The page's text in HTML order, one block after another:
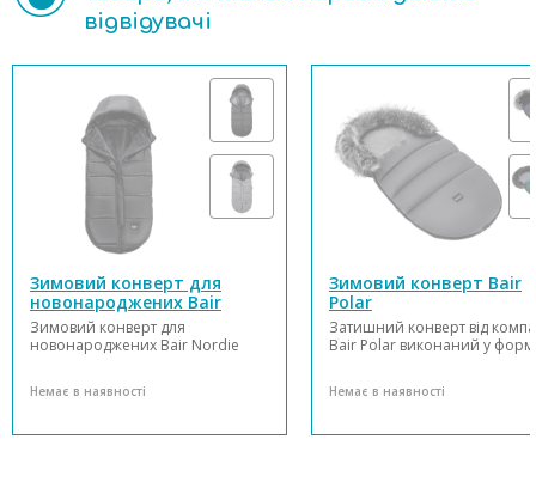
відвідувачі
Зимовий конверт для
новонароджених Bair
Nordie
Зимовий конверт для
новонароджених Bair Nordie
робить його ідеальним для
холодний сезон. Він підходить
Немає в наявності
Зимовий конверт Bair
Polar
Затишний конверт від
Bair Polar виконаний у
сухості та комфорті в
м'яким глянцевим
Немає в наявності